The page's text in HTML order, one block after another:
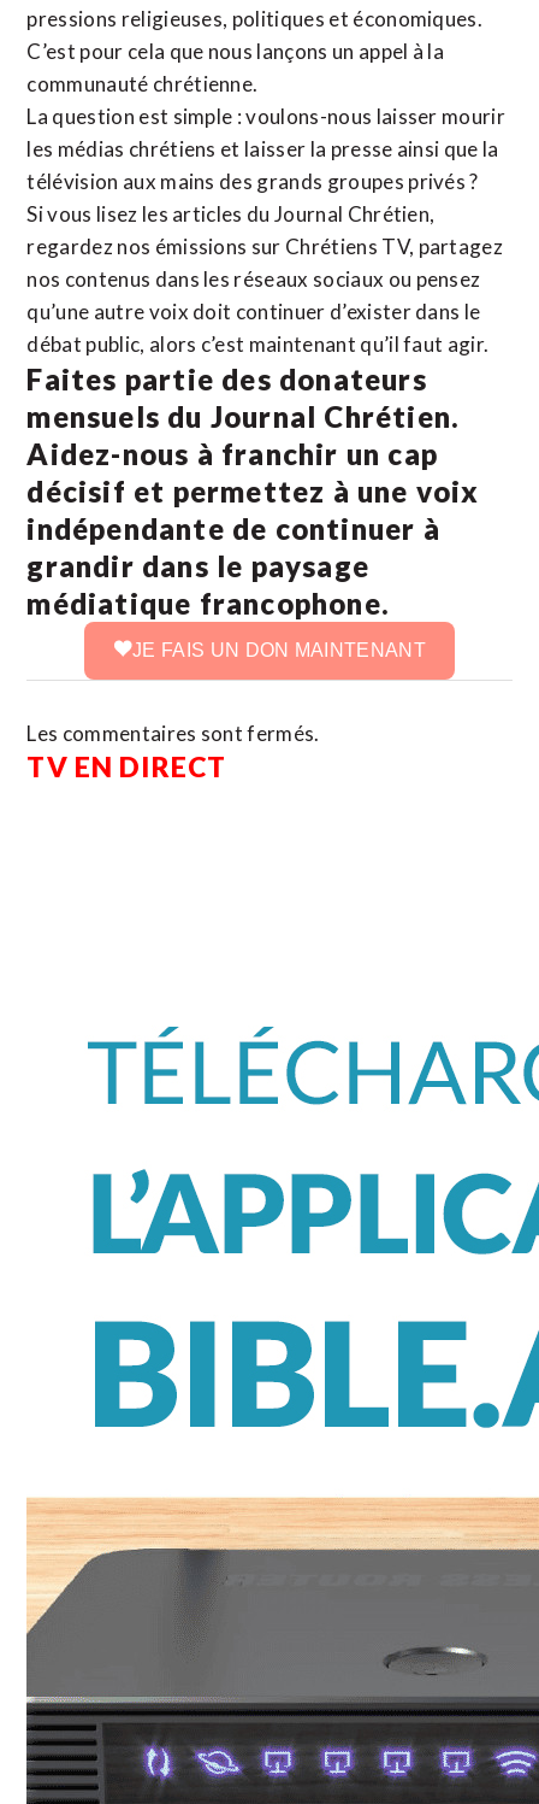
pressions religieuses, politiques et économiques.
C’est pour cela que nous lançons un appel à la
communauté chrétienne.
La question est simple : voulons-nous laisser mourir
les médias chrétiens et laisser la presse ainsi que la
télévision aux mains des grands groupes privés ?
Si vous lisez les articles du Journal Chrétien,
regardez nos émissions sur Chrétiens TV, partagez
nos contenus dans les réseaux sociaux ou pensez
qu’une autre voix doit continuer d’exister dans le
débat public, alors c’est maintenant qu’il faut agir.
Faites partie des donateurs
mensuels du Journal Chrétien.
Aidez-nous à franchir un cap
décisif et permettez à une voix
indépendante de continuer à
grandir dans le paysage
médiatique francophone.
JE FAIS UN DON MAINTENANT
Les commentaires sont fermés.
TV EN DIRECT